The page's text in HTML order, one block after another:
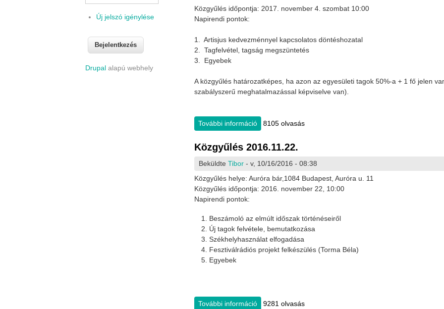
Közgyűlés időpontja: 2017. november 4. szombat 10:00
Napirendi pontok:
1. Artisjus kedvezménnyel kapcsolatos döntéshozatal
2. Tagfelvétel, tagság megszüntetés
3. Egyebek
A közgyűlés határozatképes, ha azon az egyesületi tagok 50%-a + 1 fő jelen
szabályszerű meghatalmazással képviselve van).
További információ Közgyűlés 2017.11.04. tartalommal kapcsolatosan
8105 olvasás
Közgyűlés 2016.11.22.
Beküldte Tibor - v, 10/16/2016 - 08:38
Közgyűlés helye: Auróra bár,1084 Budapest, Auróra u. 11
Közgyűlés időpontja: 2016. november 22, 10:00
Napirendi pontok:
Beszámoló az elmúlt időszak történéseiről
Új tagok felvétele, bemutatkozása
Székhelyhasználat elfogadása
Fesztiválrádiós projekt felkészülés (Torma Béla)
Egyebek
További információ Közgyűlés 2016.11.22. tartalommal kapcsolatosan
9281 olvasás
Új jelszó igénylése
Drupal alapú webhely